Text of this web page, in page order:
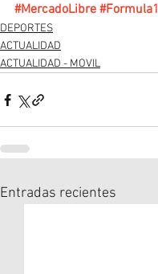
#MercadoLibre #Formula1
DEPORTES
ACTUALIDAD
ACTUALIDAD - MOVIL
Entradas recientes